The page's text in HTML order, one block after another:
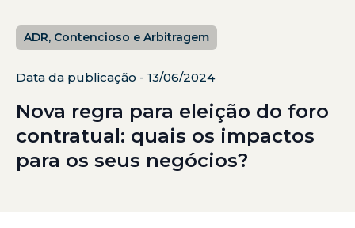
ADR, Contencioso e Arbitragem
Data da publicação - 13/06/2024
Nova regra para eleição do foro
contratual: quais os impactos
para os seus negócios?